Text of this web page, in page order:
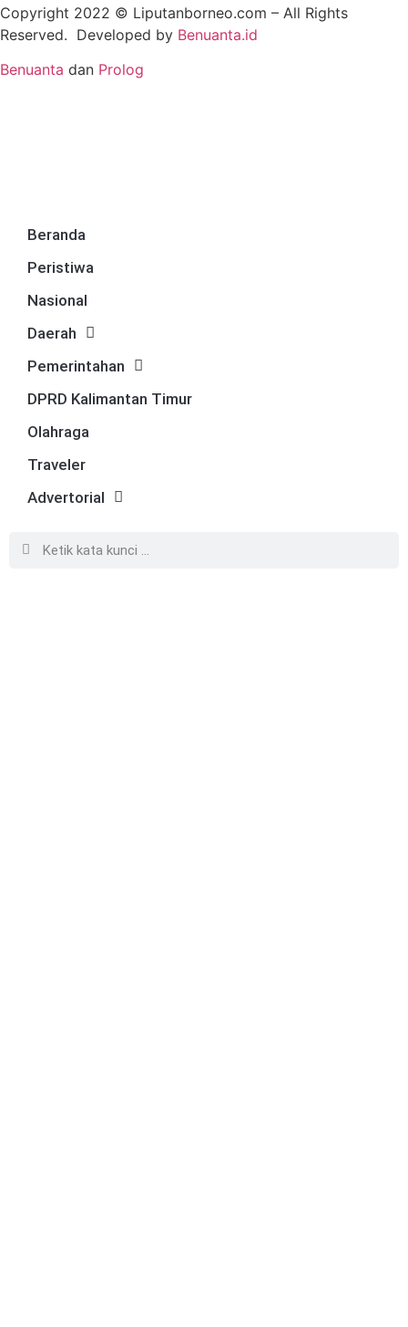
Copyright 2022 © Liputanborneo.com – All Rights
Reserved. Developed by Benuanta.id
Benuanta dan Prolog
Beranda
Peristiwa
Nasional
Daerah
Pemerintahan
DPRD Kalimantan Timur
Olahraga
Traveler
Advertorial